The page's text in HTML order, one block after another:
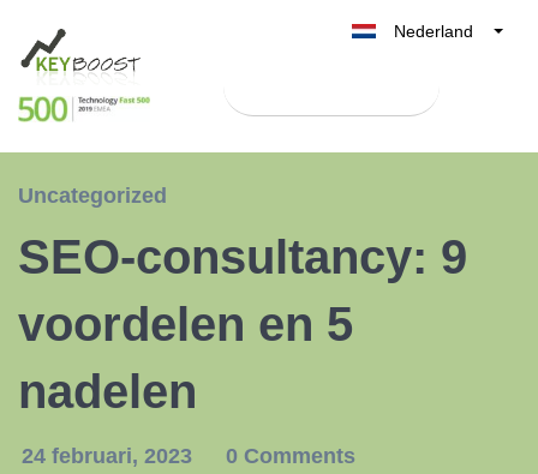
Nederland
België
España
Uncategorized
SEO-consultancy: 9
voordelen en 5
nadelen
24 februari, 2023 0 Comments